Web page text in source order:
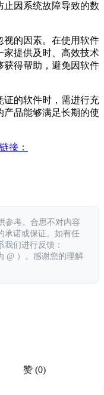
止因系统故障导致的数
视的因素。在使用软件
家提供及时、高效技术
获得帮助，避免因软件
证的软件时，需进行充
品能够满足长期的使
接：
参考。合思不对内容
承诺或保证。如有任
们进行反馈：
@ ）。感谢您的理解
赞 (0)